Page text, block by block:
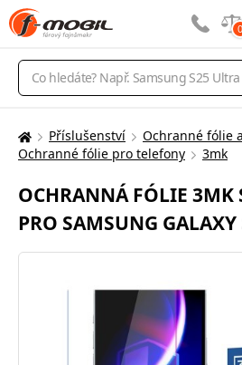
Vyhledávání
0
Zde
nacházíte:
Příslušenství
Ochranné fólie
Ochranné fólie pro telefony
3mk
OCHRANNÁ FÓLIE 3MK
PRO SAMSUNG